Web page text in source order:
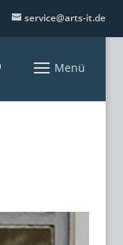
service@arts-it.de